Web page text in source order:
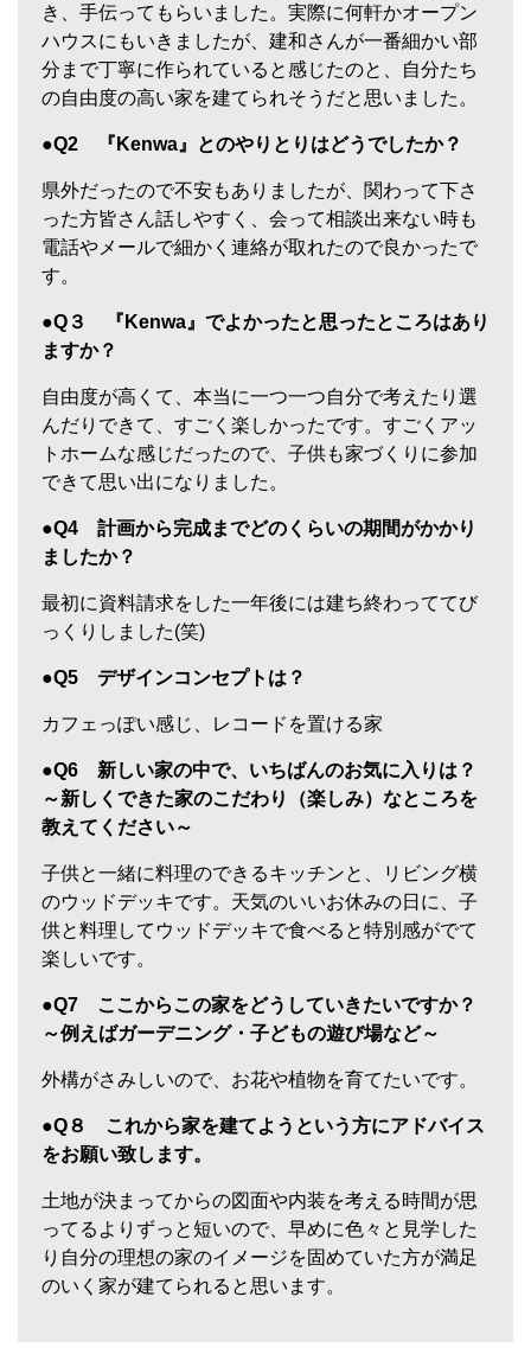
き、手伝ってもらいました。実際に何軒かオープン
ハウスにもいきましたが、建和さんが一番細かい部
分まで丁寧に作られていると感じたのと、自分たち
の自由度の高い家を建てられそうだと思いました。
●Q2 『Kenwa』とのやりとりはどうでしたか？
県外だったので不安もありましたが、関わって下さ
った方皆さん話しやすく、会って相談出来ない時も
電話やメールで細かく連絡が取れたので良かったで
す。
●Q３ 『Kenwa』でよかったと思ったところはあり
ますか？
自由度が高くて、本当に一つ一つ自分で考えたり選
んだりできて、すごく楽しかったです。すごくアッ
トホームな感じだったので、子供も家づくりに参加
できて思い出になりました。
●Q4 計画から完成までどのくらいの期間がかかり
ましたか？
最初に資料請求をした一年後には建ち終わっててび
っくりしました(笑)
●Q5 デザインコンセプトは？
カフェっぽい感じ、レコードを置ける家
●Q6 新しい家の中で、いちばんのお気に入りは？
～新しくできた家のこだわり（楽しみ）なところを
教えてください～
子供と一緒に料理のできるキッチンと、リビング横
のウッドデッキです。天気のいいお休みの日に、子
供と料理してウッドデッキで食べると特別感がでて
楽しいです。
●Q7 ここからこの家をどうしていきたいですか？
～例えばガーデニング・子どもの遊び場など～
外構がさみしいので、お花や植物を育てたいです。
●Q８ これから家を建てようという方にアドバイス
をお願い致します。
土地が決まってからの図面や内装を考える時間が思
ってるよりずっと短いので、早めに色々と見学した
り自分の理想の家のイメージを固めていた方が満足
のいく家が建てられると思います。